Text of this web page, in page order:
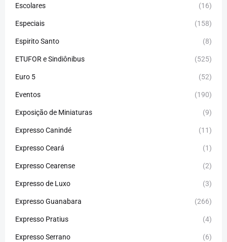
Escolares (16)
Especiais (158)
Espirito Santo (8)
ETUFOR e Sindiônibus (525)
Euro 5 (52)
Eventos (190)
Exposição de Miniaturas (9)
Expresso Canindé (11)
Expresso Ceará (1)
Expresso Cearense (2)
Expresso de Luxo (3)
Expresso Guanabara (266)
Expresso Pratius (4)
Expresso Serrano (6)